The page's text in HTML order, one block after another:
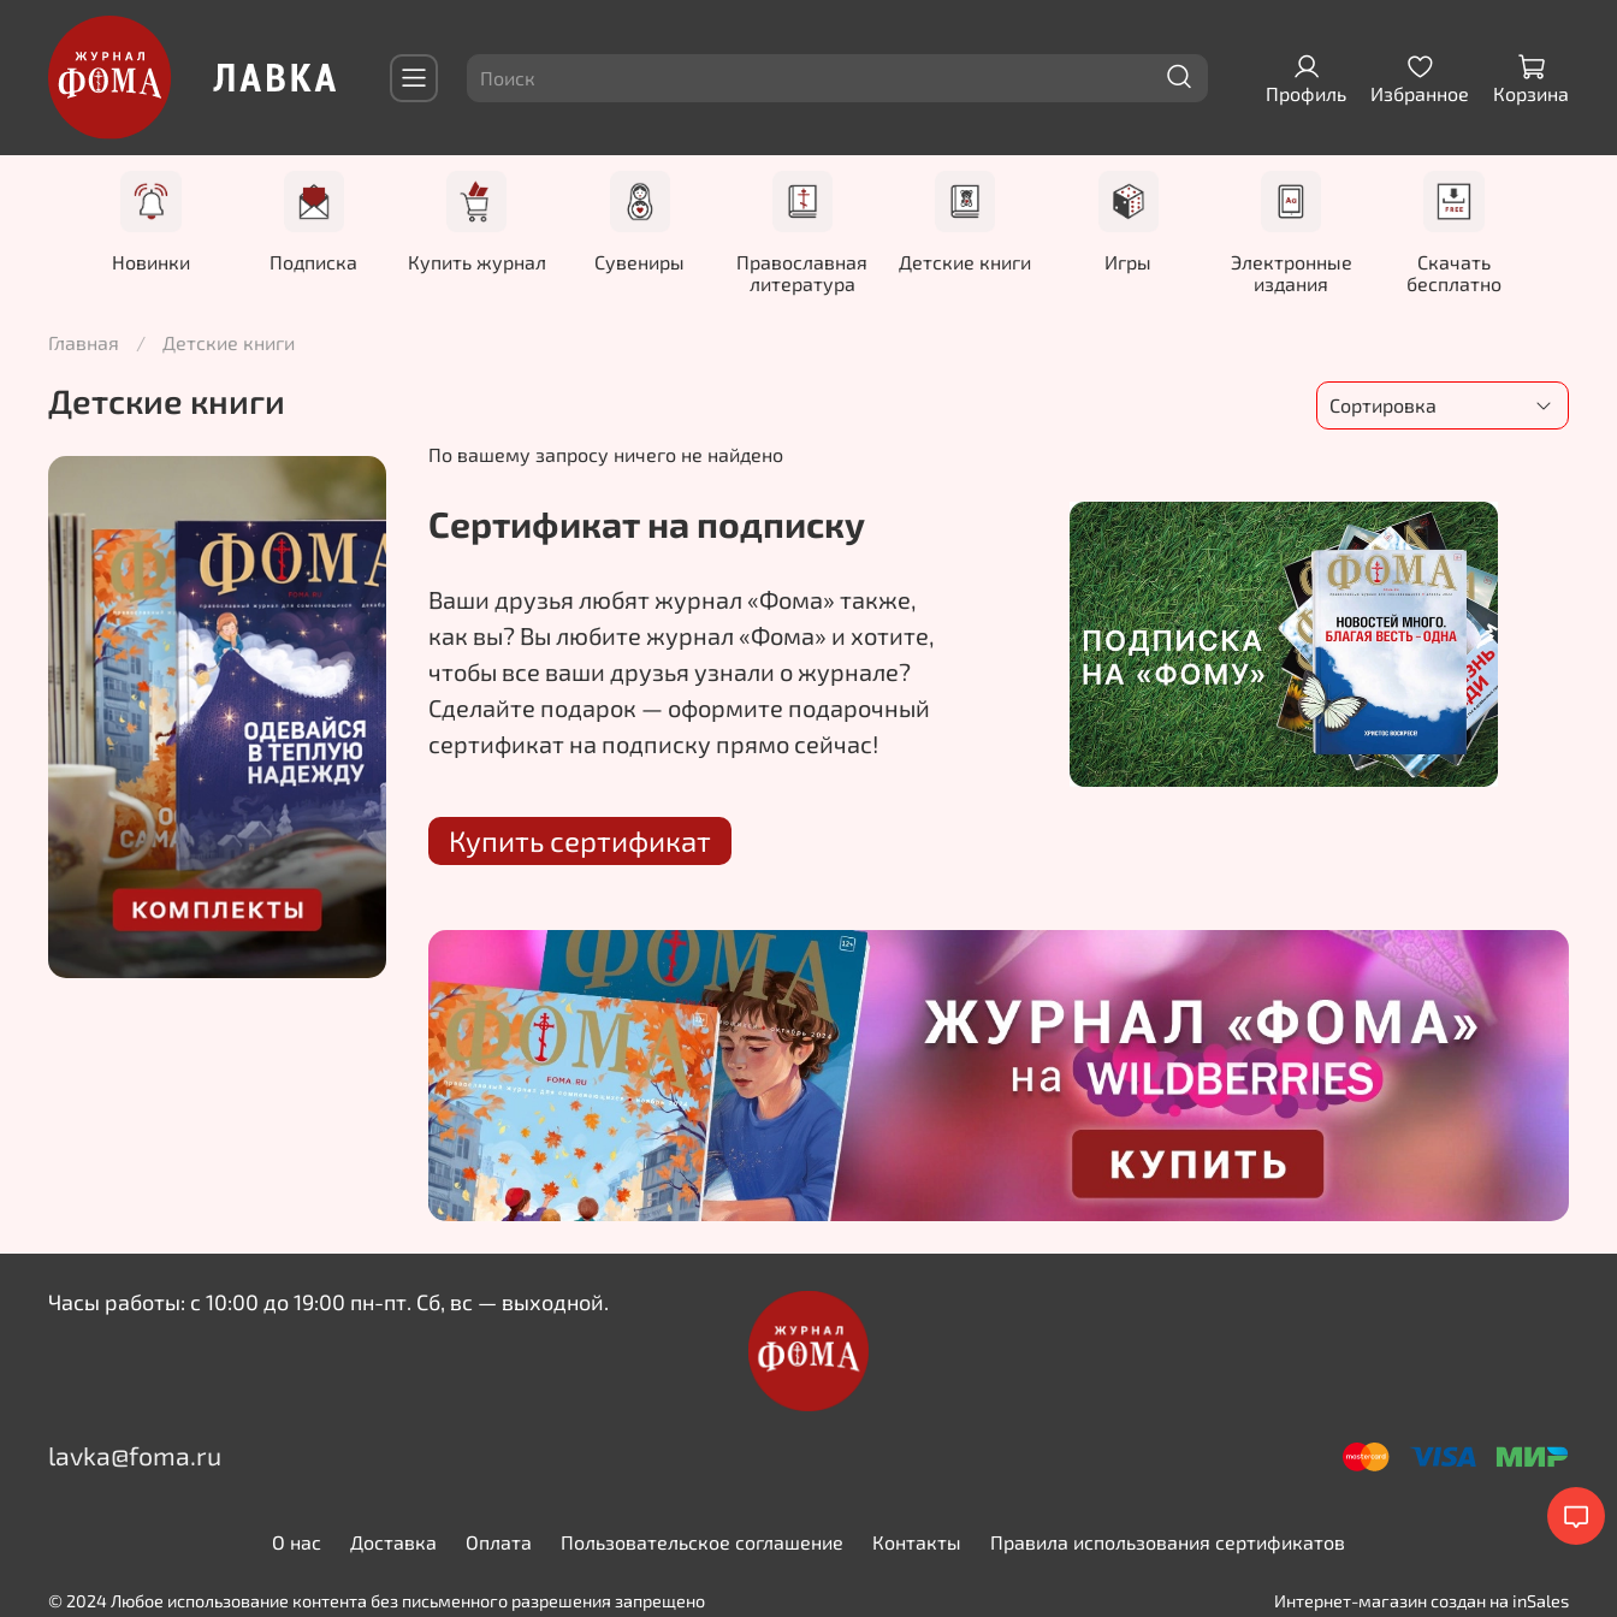
Профиль Избранное Корзина
Новинки Подписка Купить журнал Сувениры
Православная
литература
Детские книги Игры
Электронные
издания
Скачать
бесплатно
Главная Детские книги
Детские книги
По вашему запросу ничего не найдено
Сертификат на подписку
Ваши друзья любят журнал «Фома» также,
как вы? Вы любите журнал «Фома» и хотите,
чтобы все ваши друзья узнали о журнале?
Сделайте подарок — оформите подарочный
сертификат на подписку прямо сейчас!
Купить сертификат
Часы работы: с 10:00 до 19:00 пн-пт. Сб, вс — выходной.
lavka@foma.ru
О нас Доставка Оплата Пользовательское соглашение Контакты Правила использования сертификатов
© 2024 Любое использование контента без письменного разрешения запрещено Интернет-магазин создан на inSales